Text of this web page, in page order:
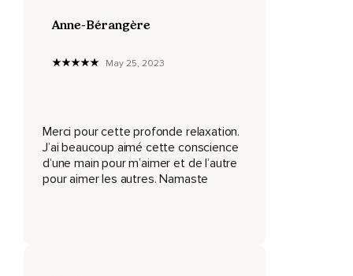
Votre clavicule droite.
Détendez votre abdomen.
Votre nombril.
Détendez votre dos.
Anne-Bérangère
May 25, 2023
Merci pour cette profonde relaxation.
J’ai beaucoup aimé cette conscience
d’une main pour m’aimer et de l’autre
pour aimer les autres. Namaste